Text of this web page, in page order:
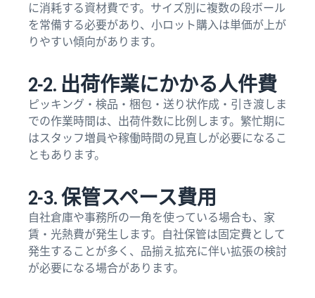
に消耗する資材費です。サイズ別に複数の段ボール
を常備する必要があり、小ロット購入は単価が上が
りやすい傾向があります。
2-2. 出荷作業にかかる人件費
ピッキング・検品・梱包・送り状作成・引き渡しま
での作業時間は、出荷件数に比例します。繁忙期に
はスタッフ増員や稼働時間の見直しが必要になるこ
ともあります。
2-3. 保管スペース費用
自社倉庫や事務所の一角を使っている場合も、家
賃・光熱費が発生します。自社保管は固定費として
発生することが多く、品揃え拡充に伴い拡張の検討
が必要になる場合があります。